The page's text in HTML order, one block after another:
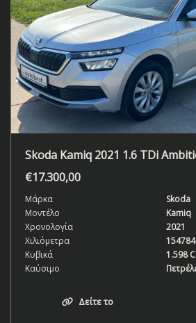
Skoda Kamiq 2021 1.6 TDi
€17.300,00
Μάρκα
Skoda
Μοντέλο
Kamiq
Χρονολογία
2021
Χιλιόμετρα
154784
Κυβικά
1.598
Καύσιμο
Δείτε το